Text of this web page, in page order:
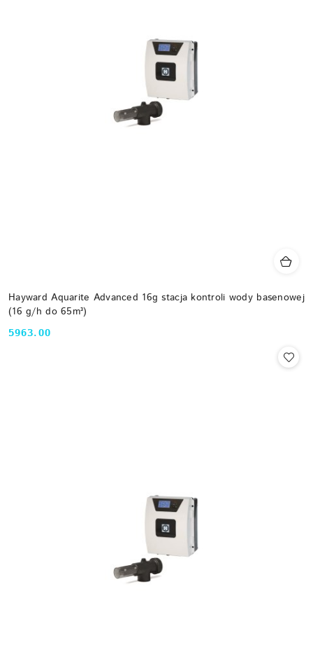
Hayward Aquarite Advanced 16g stacja kontroli wody basenowej
(16 g/h do 65m³)
Cena:
5963.00